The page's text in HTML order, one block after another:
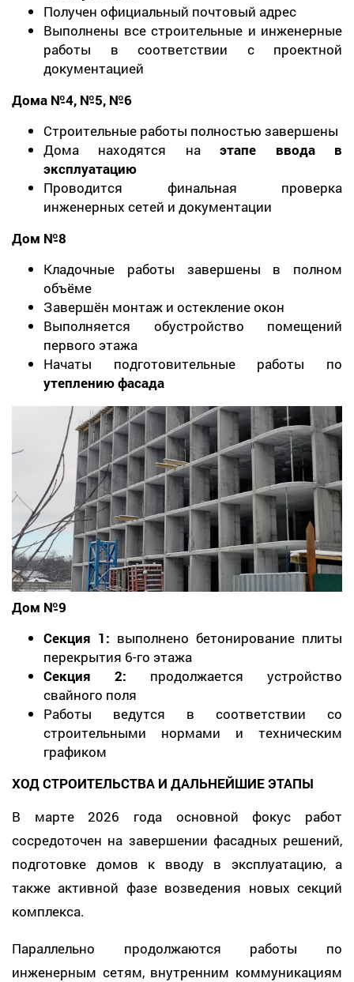
Получен официальный почтовый адрес
Выполнены все строительные и инженерные
работы в соответствии с проектной
документацией
Дома №4, №5, №6
Строительные работы полностью завершены
Дома находятся наэтапе ввода в
эксплуатацию
Проводится финальная проверка
инженерных сетей и документации
Дом №8
Кладочные работы завершены в полном
объёме
Завершён монтаж и остекление окон
Выполняется обустройство помещений
первого этажа
Начаты подготовительные работы по
утеплению фасада
Дом №9
Секция 1: выполнено бетонирование плиты
перекрытия 6-го этажа
Секция 2: продолжается устройство
свайного поля
Работы ведутся в соответствии со
строительными нормами и техническим
графиком
ХОД СТРОИТЕЛЬСТВА И ДАЛЬНЕЙШИЕ ЭТАПЫ
В марте 2026 года основной фокус работ
сосредоточен на завершении фасадных решений,
подготовке домов к вводу в эксплуатацию, а
также активной фазе возведения новых секций
комплекса.
Параллельно продолжаются работы по
инженерным сетям, внутренним коммуникациям